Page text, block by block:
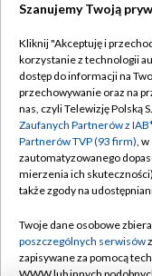
Abonament TVP
Emisja w TVP
Centrum
Naziemna
Rada Programowa
System NOS
Szanujemy Twoją
Kliknij "Akceptuję i
korzystanie z technologii
dostęp do informacji na
przechowywanie oraz na
nas, czyli Telewizję Polską
Zaufanych Partnerów z
Partnerów TVP (93 firm),
zautomatyzowanego
mierzenia ich
także zgody na
Twoje dane osobowe
poszczególnych serwisów
zapisywane za pomocą